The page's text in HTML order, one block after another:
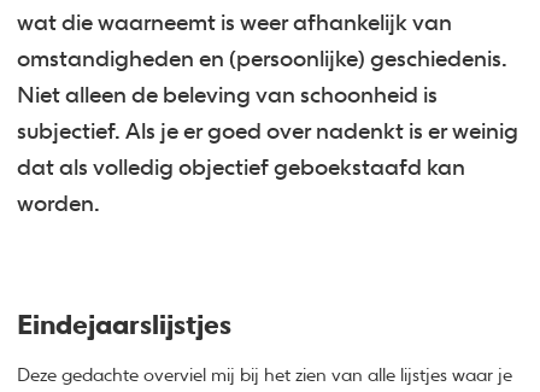
wat die waarneemt is weer afhankelijk van
omstandigheden en (persoonlijke) geschiedenis.
Niet alleen de beleving van schoonheid is
subjectief. Als je er goed over nadenkt is er weinig
dat als volledig objectief geboekstaafd kan
worden.
Eindejaarslijstjes
Deze gedachte overviel mij bij het zien van alle lijstjes waar je